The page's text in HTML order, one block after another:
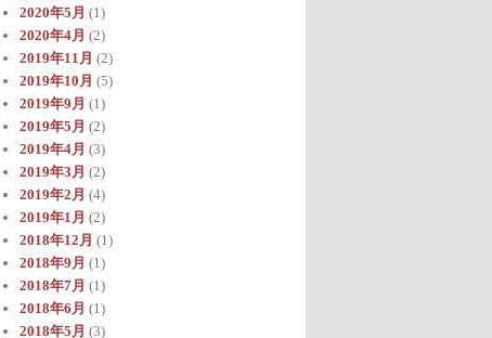
2020年5月 (1)
2020年4月 (2)
2019年11月 (2)
2019年10月 (5)
2019年9月 (1)
2019年5月 (2)
2019年4月 (3)
2019年3月 (2)
2019年2月 (4)
2019年1月 (2)
2018年12月 (1)
2018年9月 (1)
2018年7月 (1)
2018年6月 (1)
2018年5月 (3)